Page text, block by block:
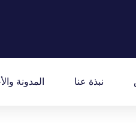
نبذة عنا المدونة